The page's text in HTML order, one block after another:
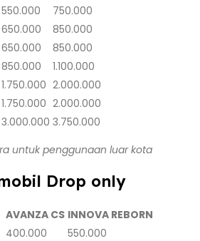
550.000
750.000
650.000
850.000
650.000
850.000
850.000
1.100.000
1.750.000 2.000.000
1.750.000 2.000.000
3.000.000 3.750.000
untuk penggunaan luar kota
Drop only
AVANZA CS INNOVA REBORN
400.000
550.000